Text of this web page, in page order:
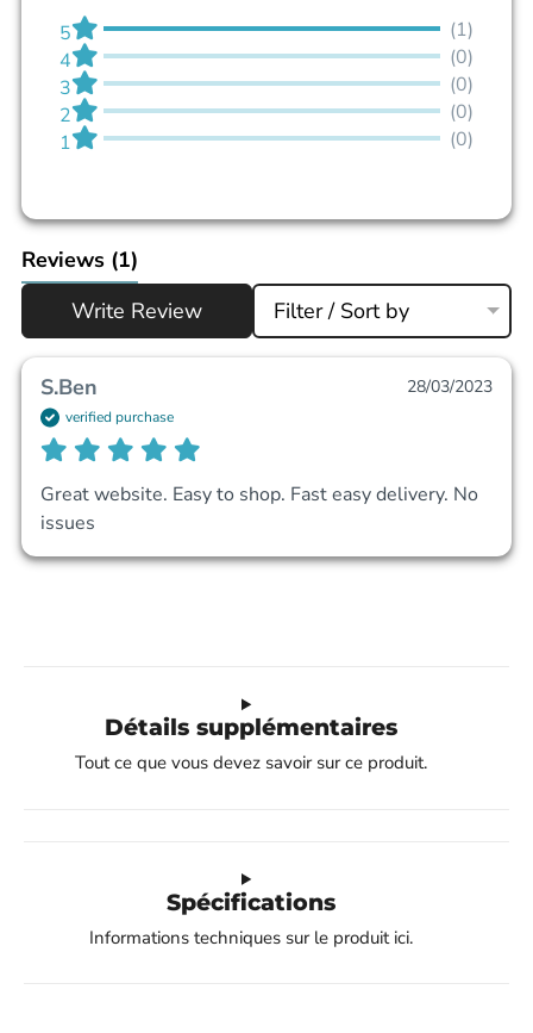
5
(1)
4
(0)
3
(0)
2
(0)
1
(0)
Reviews (1)
Write Review
Filter / Sort by
S.Ben 28/03/2023
verified purchase
Great website. Easy to shop. Fast easy delivery. No
issues
Détails supplémentaires
Tout ce que vous devez savoir sur ce produit.
Spécifications
Informations techniques sur le produit ici.